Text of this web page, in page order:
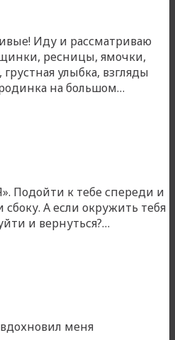
Иду и рассматриваю
ресницы, ямочки,
улыбка, взгляды
на большом…
Подойти к тебе спереди и
сбоку. А если окружить тебя
и вернуться?…
меня